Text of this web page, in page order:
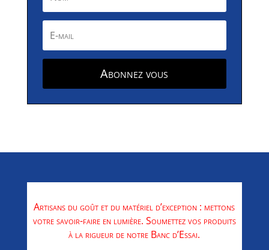
Abonnez vous
Artisans du goût et du matériel d’exception : mettons
votre savoir-faire en lumière. Soumettez vos produits
à la rigueur de notre Banc d’Essai.